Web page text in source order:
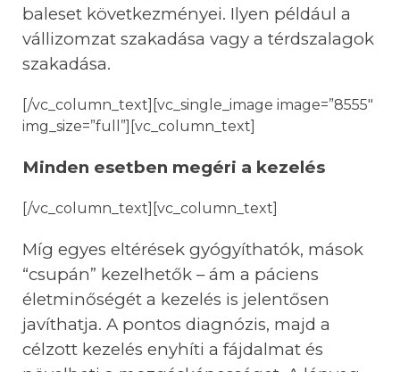
baleset következményei. Ilyen például a
vállizomzat szakadása vagy a térdszalagok
szakadása.
[/vc_column_text][vc_single_image image=”8555″
img_size=”full”][vc_column_text]
Minden esetben megéri a kezelés
[/vc_column_text][vc_column_text]
Míg egyes eltérések gyógyíthatók, mások
“csupán” kezelhetők – ám a páciens
életminőségét a kezelés is jelentősen
javíthatja. A pontos diagnózis, majd a
célzott kezelés enyhíti a fájdalmat és